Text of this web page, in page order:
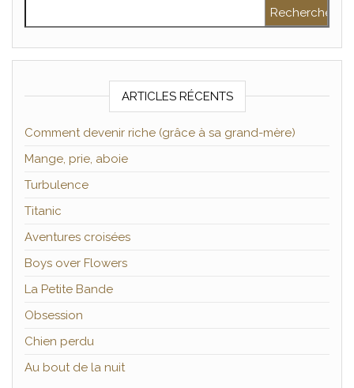
ARTICLES RÉCENTS
Comment devenir riche (grâce à sa grand-mère)
Mange, prie, aboie
Turbulence
Titanic
Aventures croisées
Boys over Flowers
La Petite Bande
Obsession
Chien perdu
Au bout de la nuit